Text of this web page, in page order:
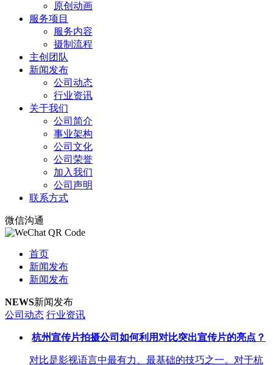
原创动画
服务项目
服务内容
摄制流程
主创团队
新闻发布
公司动态
行业资讯
关于我们
公司简介
事业架构
公司文化
公司荣誉
加入我们
公司声明
联系方式
微信沟通
首页
新闻发布
新闻发布
NEWS新闻发布
公司动态 行业资讯
杭州宣传片拍摄公司如何利用对比突出宣传片的亮点？
对比是影视语言中最有力、最基础的技巧之一。对于杭